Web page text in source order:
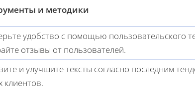
и методики
удобство с помощью пользовательского
отзывы от пользователей.
и улучшите тексты согласно последним
клиентов.